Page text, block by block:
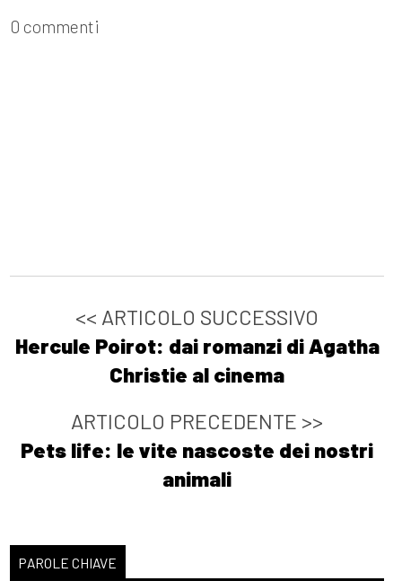
0 commenti
<< ARTICOLO SUCCESSIVO
Hercule Poirot: dai romanzi di Agatha
Christie al cinema
ARTICOLO PRECEDENTE >>
Pets life: le vite nascoste dei nostri
animali
PAROLE CHIAVE